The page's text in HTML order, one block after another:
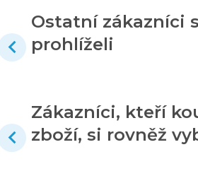
Ostatní zákazníci
prohlíželi
Zákazníci, kteří
zboží, si rovněž